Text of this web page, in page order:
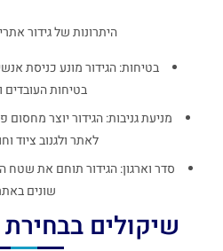
היתרונות של גידור
בטיחות: הגידור מונע כניסת
בטיחות העובדים
מניעת גניבות: הגידור יוצר
לאתר ולגנוב ציוד
סדר וארגון: הגידור תוחם את שטח
שונים
שיקולים